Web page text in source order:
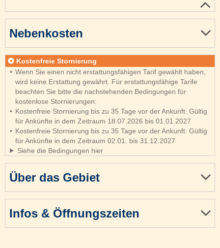
Über das Gebiet
Infos & Öffnungszeiten
Nebenkosten
Kostenfreie Stornierung
Wenn Sie einen nicht erstattungsfähigen Tarif gewählt haben,
wird keine Erstattung gewährt. Für erstattungsfähige Tarife
beachten Sie bitte die nachstehenden Bedingungen für
kostenlose Stornierungen:
Kostenfreie Stornierung bis zu 35 Tage vor der Ankunft. Gültig
für Ankünfte in dem Zeitraum 18.07.2026 bis 01.01.2027
Kostenfreie Stornierung bis zu 35 Tage vor der Ankunft. Gültig
für Ankünfte in dem Zeitraum 02.01. bis 31.12.2027
Siehe die Bedingungen hier